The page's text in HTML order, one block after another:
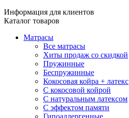
Информация для клиентов
Каталог товаров
Матрасы
Все матрасы
Хиты продаж со скидкой
Пружинные
Беспружинные
Кокосовая койра + латекс
С кокосовой койрой
С натуральным латексом
С эффектом памяти
Гипоаллергенные